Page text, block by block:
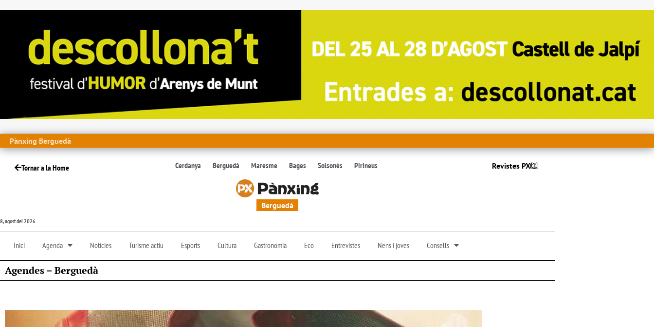
Pànxing Berguedà
Tornar a la Home Cerdanya Berguedà Maresme Bages Solsonès Pirineus Revistes PX
Berguedà
8, agost del 2026
Inici Agenda Notícies Turisme actiu Esports Cultura Gastronomia Eco Entrevistes Nens i joves Consells
Agendes – Berguedà